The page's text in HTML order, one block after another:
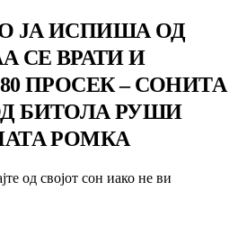
ЈА ИСПИША ОД
СЕ ВРАТИ И
ПРОСЕК – СОНИТА
БИТОЛА РУШИ
РОМКА
од својот сон иако не ви